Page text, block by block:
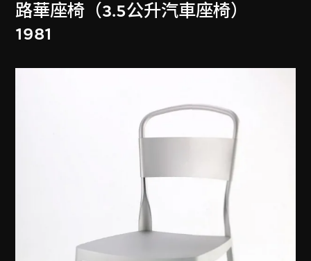
路華座椅（3.5公升汽車座椅）
1981